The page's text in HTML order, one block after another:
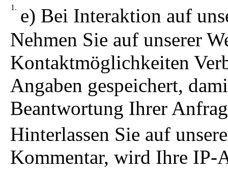
e) Bei Interaktion auf
Nehmen Sie auf unserer
Kontaktmöglichkeiten
Angaben gespeichert,
Beantwortung Ihrer
Hinterlassen Sie auf
Kommentar, wird Ihre IP-